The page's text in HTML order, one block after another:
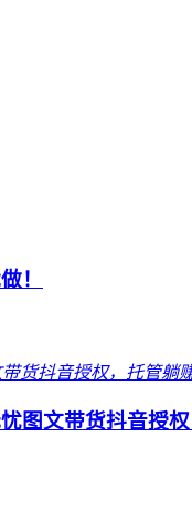
！
图文带货抖音授权